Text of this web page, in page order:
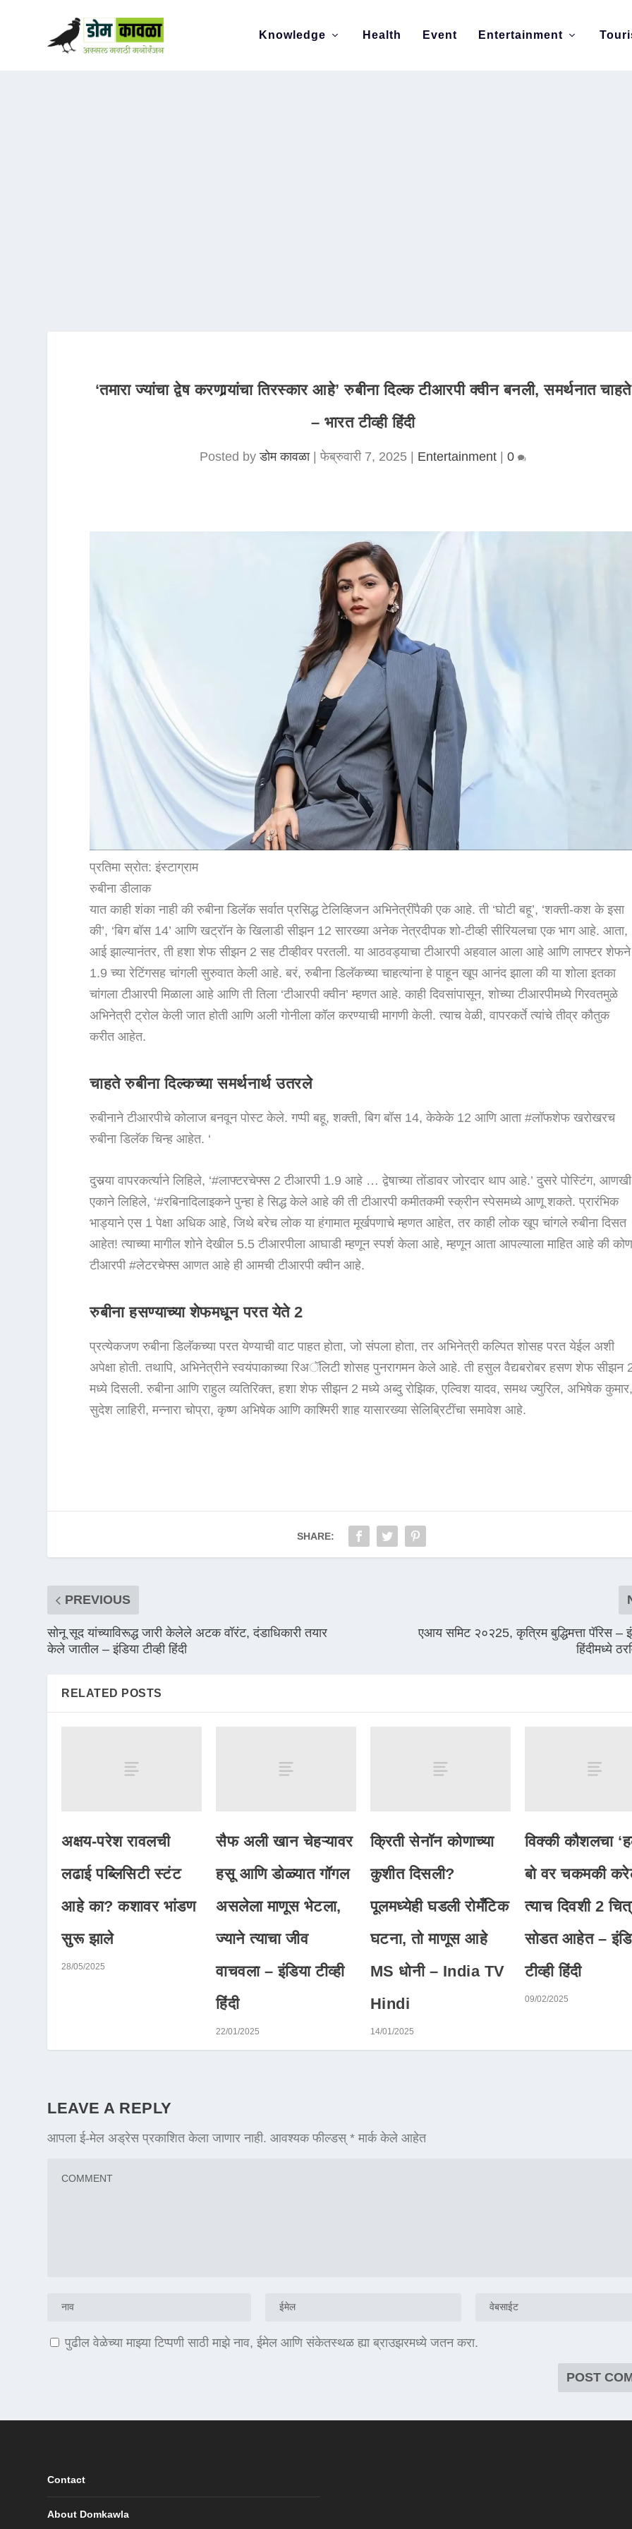
Knowledge Health Event Entertainment
‘तमारा ज्यांचा द्वेष करणार्‍यांचा तिरस्कार आहे’ रुबीना दिल्क टीआरपी क्वीन बनली, समर्थनात चाहते
– भारत टीव्ही हिंदी
Posted byडोम कावळा|फेब्रुवारी 7, 2025 Entertainment |0
प्रतिमा स्रोत: इंस्टाग्राम
रुबीना डीलाक
यात काही शंका नाही की रुबीना डिलॅक सर्वात प्रसिद्ध टेलिव्हिजन अभिनेत्रींपैकी एक आहे. ती ‘घोटी बहू’, ‘शक्ती-कश के इसा
की’, ‘बिग बॉस 14’ आणि खट्रॉन के खिलाडी सीझन 12 सारख्या अनेक नेत्रदीपक शो-टीव्ही सीरियलचा एक भाग आहे. आता,
आई झाल्यानंतर, ती हशा शेफ सीझन 2 सह टीव्हीवर परतली. या आठवड्याचा टीआरपी अहवाल आला आहे आणि लाफ्टर शेफने
1.9 च्या रेटिंगसह चांगली सुरुवात केली आहे. बरं, रुबीना डिलॅकच्या चाहत्यांना हे पाहून खूप आनंद झाला की या शोला इतका
चांगला टीआरपी मिळाला आहे आणि ती तिला ‘टीआरपी क्वीन’ म्हणत आहे. काही दिवसांपासून, शोच्या टीआरपीमध्ये गिरवतमुळे
अभिनेत्री ट्रोल केली जात होती आणि अली गोनीला कॉल करण्याची मागणी केली. त्याच वेळी, वापरकर्ते त्यांचे तीव्र कौतुक
करीत आहेत.
चाहते रुबीना दिल्कच्या समर्थनार्थ उतरले
रुबीनाने टीआरपीचे कोलाज बनवून पोस्ट केले. गप्पी बहू, शक्ती, बिग बॉस 14, केकेके 12 आणि आता #लॉफशेफ खरोखरच
रुबीना डिलॅक चिन्ह आहेत. ‘
दुसर्‍या वापरकर्त्याने लिहिले, ‘#लाफ्टरचेफ्स 2 टीआरपी 1.9 आहे … द्वेषाच्या तोंडावर जोरदार थाप आहे.’ दुसरे पोस्टिंग, आणखी
एकाने लिहिले, ‘#रबिनादिलाइकने पुन्हा हे सिद्ध केले आहे की ती टीआरपी कमीतकमी स्क्रीन स्पेसमध्ये आणू शकते. प्रारंभिक
भाड्याने एस 1 पेक्षा अधिक आहे, जिथे बरेच लोक या हंगामात मूर्खपणाचे म्हणत आहेत, तर काही लोक खूप चांगले रुबीना दिसत
आहेत! त्याच्या मागील शोने देखील 5.5 टीआरपीला आघाडी म्हणून स्पर्श केला आहे, म्हणून आता आपल्याला माहित आहे की
टीआरपी #लेटरचेफ्स आणत आहे ही आमची टीआरपी क्वीन आहे.
रुबीना हसण्याच्या शेफमधून परत येते 2
प्रत्येकजण रुबीना डिलॅकच्या परत येण्याची वाट पाहत होता, जो संपला होता, तर अभिनेत्री कल्पित शोसह परत येईल अशी
अपेक्षा होती. तथापि, अभिनेत्रीने स्वयंपाकाच्या रिअॅलिटी शोसह पुनरागमन केले आहे. ती हसुल वैद्यबरोबर हसण शेफ सीझन
मध्ये दिसली. रुबीना आणि राहुल व्यतिरिक्त, हशा शेफ सीझन 2 मध्ये अब्दु रोझिक, एल्विश यादव, समथ ज्युरिल, अभिषेक
सुदेश लाहिरी, मन्नारा चोप्रा, कृष्ण अभिषेक आणि काश्मिरी शाह यासारख्या सेलिब्रिटींचा समावेश आहे.
SHARE:
PREVIOUS
सोनू सूद यांच्याविरूद्ध जारी केलेले अटक वॉरंट, दंडाधिकारी तयार
केले जातील – इंडिया टीव्ही हिंदी
एआय समिट २०२25, कृत्रिम बुद्धिमत्ता पॅरिस –
हिंदीमध्ये
RELATED POSTS
अक्षय-परेश रावलची
लढाई पब्लिसिटी स्टंट
आहे का? कशावर भांडण
सुरू झाले
28/05/2025
सैफ अली खान चेहऱ्यावर
हसू आणि डोळ्यात गॉगल
असलेला माणूस भेटला,
ज्याने त्याचा जीव
वाचवला – इंडिया टीव्ही
हिंदी
22/01/2025
क्रिती सेनॉन कोणाच्या
कुशीत दिसली?
पूलमध्येही घडली रोमँटिक
घटना, तो माणूस आहे
MS धोनी – India TV
Hindi
14/01/2025
विक्की कौशलचा
बो वर चकमकी
त्याच दिवशी 2
सोडत आहेत –
टीव्ही हिंदी
09/02/2025
LEAVE A REPLY
आपला ई-मेल अड्रेस प्रकाशित केला जाणार नाही. आवश्यक फील्डस्* मार्क केले आहेत
पुढील वेळेच्या माझ्या टिप्पणी साठी माझे नाव, ईमेल आणि संकेतस्थळ ह्या ब्राउझरमध्ये जतन करा.
Contact
About Domkawla